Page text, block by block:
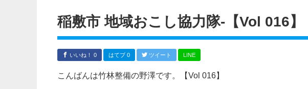
稲敷市 地域おこし協力隊‐【Vol 016】
いいね！ 0 はてブ 0 ツイート LINE
こんばんは竹林整備の野澤です。【Vol 016】